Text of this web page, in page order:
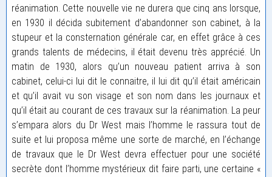
réanimation. Cette nouvelle vie ne durera que cinq ans lorsque,
en 1930 il décida subitement d’abandonner son cabinet, à la
stupeur et la consternation générale car, en effet grâce à ces
grands talents de médecins, il était devenu très apprécié. Un
matin de 1930, alors qu’un nouveau patient arriva à son
cabinet, celui-ci lui dit le connaitre, il lui dit qu’il était américain
et qu’il avait vu son visage et son nom dans les journaux et
qu’il était au courant de ces travaux sur la réanimation. La peur
s’empara alors du Dr West mais l’homme le rassura tout de
suite et lui proposa même une sorte de marché, en l’échange
de travaux que le Dr West devra effectuer pour une société
secrète dont l’homme mystérieux dit faire parti, une certaine «